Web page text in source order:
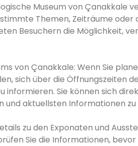
Museum von Çanakkale
Themen, Zeiträume
Besuchern die Möglichkeit,
von Çanakkale: Wenn Sie
sich über die Öffnungszeiten
informieren. Sie können sich
und aktuellsten Informationen
zu den Exponaten und
Sie die Informationen,